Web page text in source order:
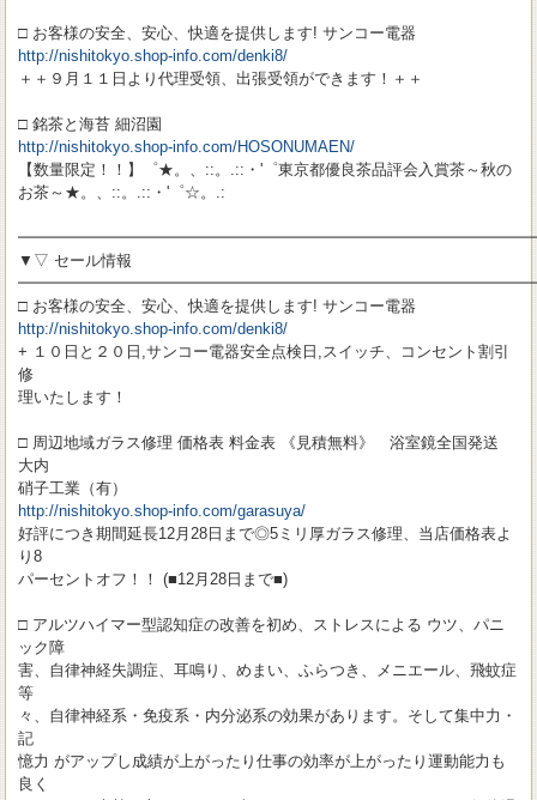
□ お客様の安全、安心、快適を提供します! サンコー電器
http://nishitokyo.shop-info.com/denki8/
＋＋９月１１日より代理受領、出張受領ができます！＋＋
□ 銘茶と海苔 細沼園
http://nishitokyo.shop-info.com/HOSONUMAEN/
【数量限定！！】゜★。、::。.::・'゜東京都優良茶品評会入賞茶～秋の
お茶～★。、::。.::・'゜☆。.:
▼▽ セール情報
□ お客様の安全、安心、快適を提供します! サンコー電器
http://nishitokyo.shop-info.com/denki8/
+ １０日と２０日,サンコー電器安全点検日,スイッチ、コンセント割引
修
理いたします！
□ 周辺地域ガラス修理 価格表 料金表 《見積無料》 浴室鏡全国発送
大内
硝子工業（有）
http://nishitokyo.shop-info.com/garasuya/
好評につき期間延長12月28日まで◎5ミリ厚ガラス修理、当店価格表よ
り8
パーセントオフ！！ (■12月28日まで■)
□ アルツハイマー型認知症の改善を初め、ストレスによる ウツ、パニ
ック障
害、自律神経失調症、耳鳴り、めまい、ふらつき、メニエール、飛蚊症
等
々、自律神経系・免疫系・内分泌系の効果があります。そして集中力・
記
憶力 がアップし成績が上がったり仕事の効率が上がったり運動能力も
良く